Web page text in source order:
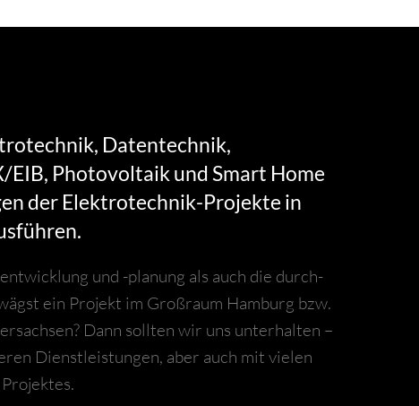
Datentechnik,
Photovoltaik und Smart Home
der Elektrotechnik-Projekte in
und -planung als auch die durch­
ein Projekt im Großraum Hamburg bzw.
Dann sollten wir uns unterhalten –
Dienstleistungen, aber auch mit vielen